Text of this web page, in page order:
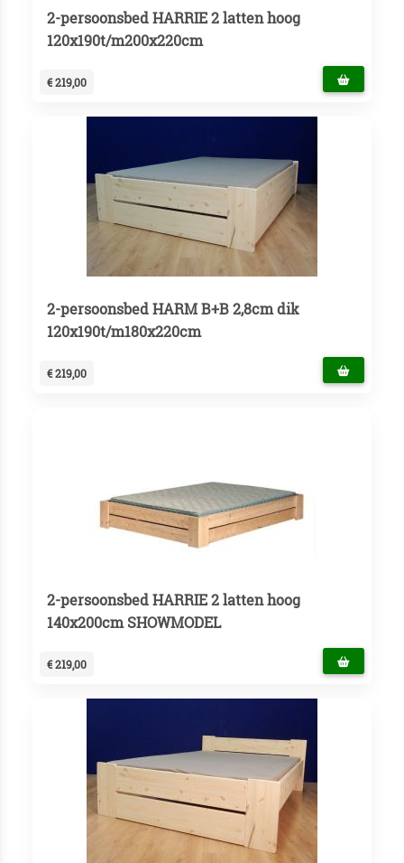
2-persoonsbed HARRIE 2 latten hoog
120x190t/m200x220cm
€ 219,00
2-persoonsbed HARM B+B 2,8cm dik
120x190t/m180x220cm
€ 219,00
2-persoonsbed HARRIE 2 latten hoog
140x200cm SHOWMODEL
€ 219,00